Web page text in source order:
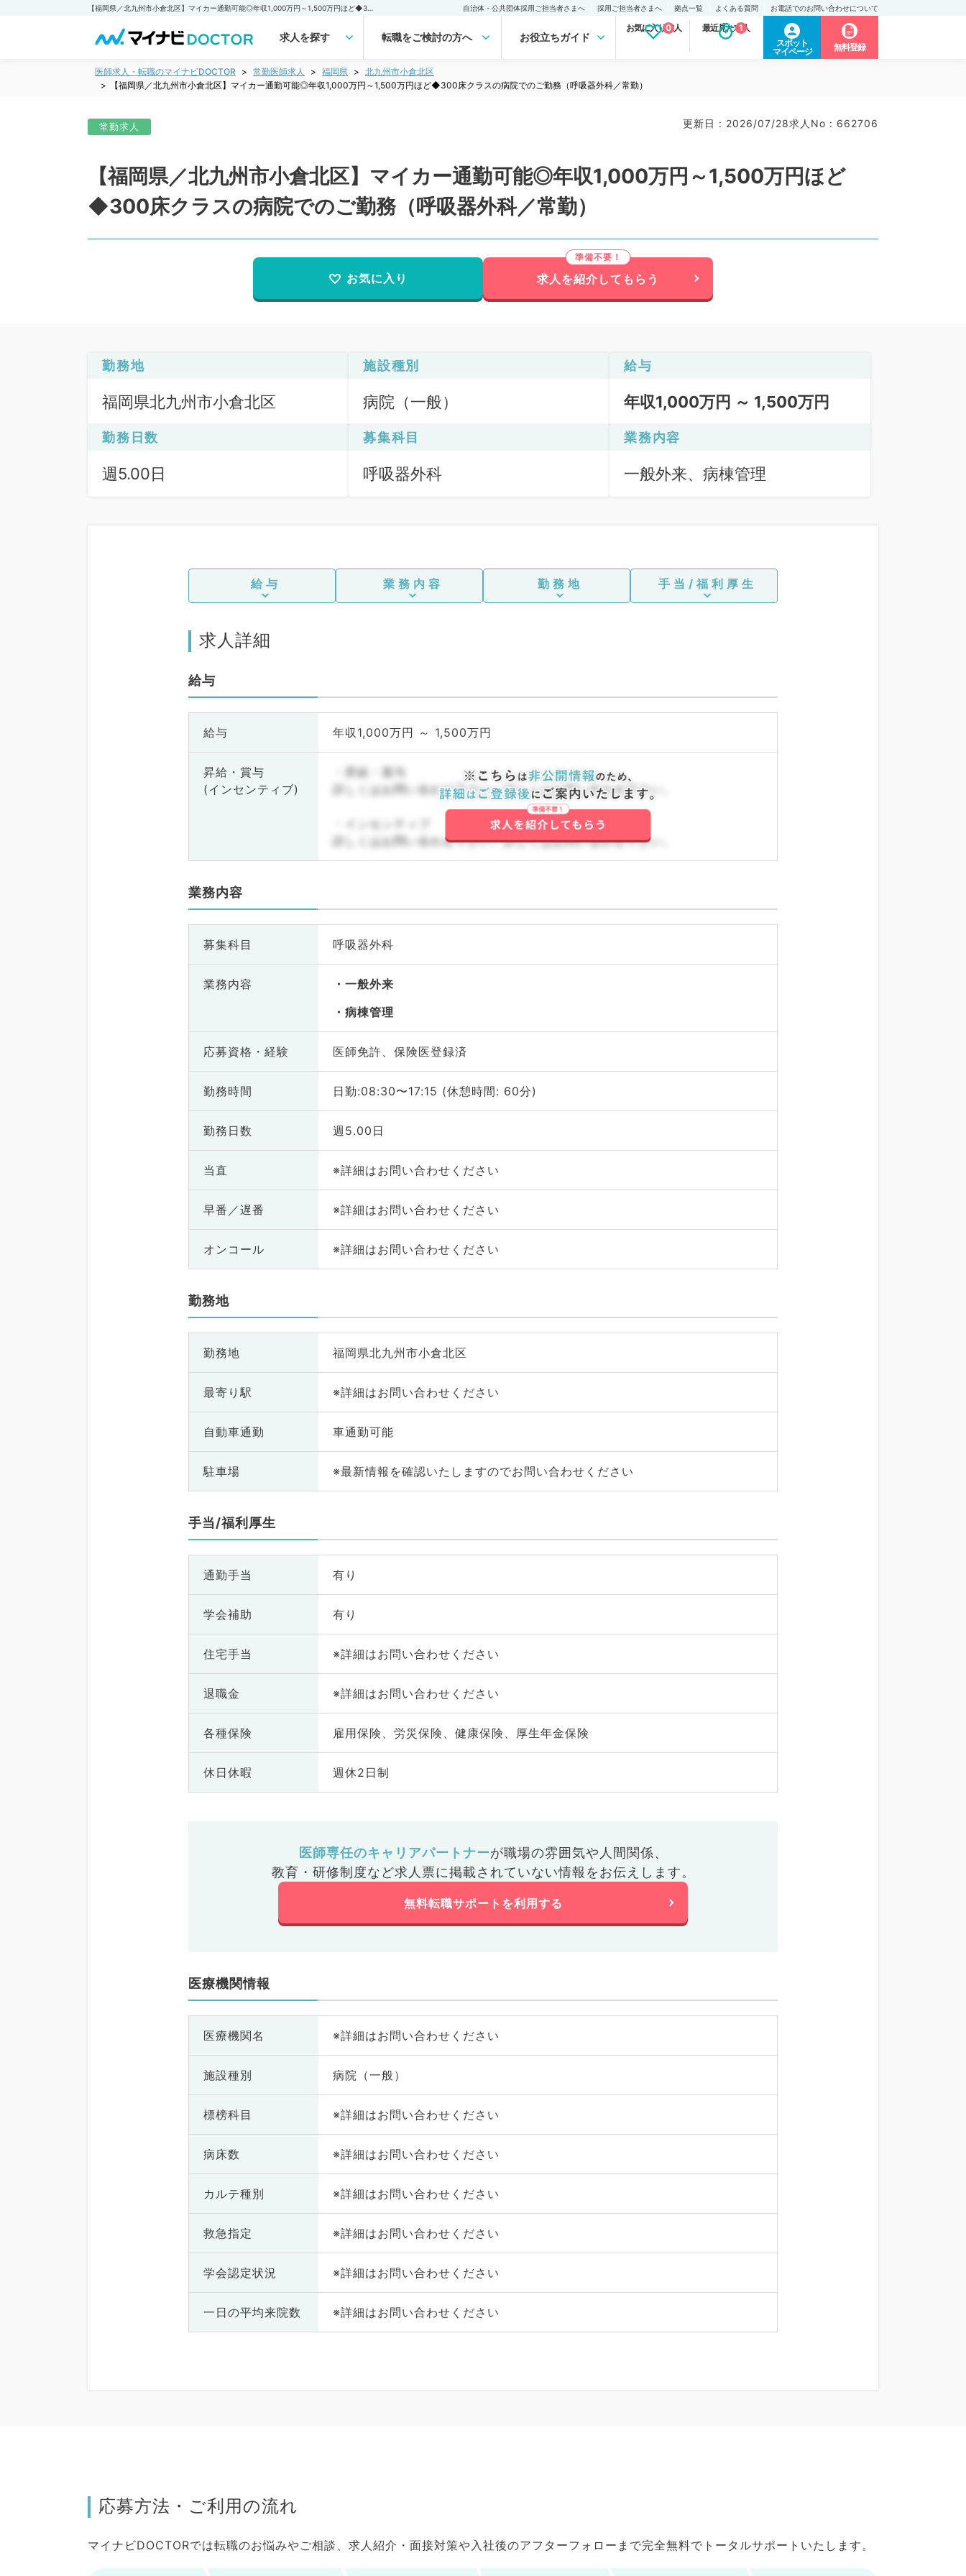
自治体・公共団体採用ご担当者さまへ 採用ご担当者さまへ 拠点一覧 よくある質問 お電話でのお問い合わせについて
求人を探す 転職をご検討の方へ お役立ちガイド
お気に入り求人
0 最近見た求人
1
スポット
マイページ
無料登録
医師求人・転職のマイナビDOCTOR 常勤医師求人 福岡県
北九州市小倉北区
【福岡県／北九州市小倉北区】マイカー通勤可能◎年収1,000万円～1,500万円ほど◆300床クラスの病院でのご勤務（呼吸器外科／常勤）
常勤求人 更新日 : 2026/07/28求人No : 662706
【福岡県／北九州市小倉北区】マイカー通勤可能◎年収1,000万円～1,500万円ほど
◆300床クラスの病院でのご勤務（呼吸器外科／常勤）
お気に入り 求人を紹介してもらう
勤務地
福岡県北九州市小倉北区
施設種別
病院（一般）
給与
年収1,000万円 ～ 1,500万円
勤務日数
週5.00日
募集科目
呼吸器外科
業務内容
一般外来、病棟管理
給与 業務内容 勤務地 手当/福利厚生
求人詳細
給与
給与 年収1,000万円 ～ 1,500万円
昇給・賞与
(インセンティブ)
・昇給・賞与
詳しくはお問い合わせ下さい。詳しくはお問い合わせ下さい。
・インセンティブ
詳しくはお問い合わせ下さい。詳しくはお問い合わせ下さい。
業務内容
募集科目 呼吸器外科
業務内容
一般外来
病棟管理
応募資格・ 経験 医師免許、保険医登録済
勤務時間 日勤:08:30〜17:15 (休憩時間: 60分)
勤務日数 週5.00日
当直 ※詳細はお問い合わせください
早番／遅番 ※詳細はお問い合わせください
オンコール ※詳細はお問い合わせください
勤務地
勤務地 福岡県北九州市小倉北区
最寄り駅 ※詳細はお問い合わせください
自動車通勤 車通勤可能
駐車場 ※最新情報を確認いたしますのでお問い合わせください
手当/福利厚生
通勤手当 有り
学会補助 有り
住宅手当 ※詳細はお問い合わせください
退職金 ※詳細はお問い合わせください
各種保険 雇用保険、労災保険、健康保険、厚生年金保険
休日休暇 週休2日制
医師専任のキャリアパートナーが職場の雰囲気や人間関係、
教育・研修制度など求人票に掲載されていない情報をお伝えします。
無料転職サポートを利用する
医療機関情報
医療機関名 ※詳細はお問い合わせください
施設種別 病院（一般）
標榜科目 ※詳細はお問い合わせください
病床数 ※詳細はお問い合わせください
カルテ種別 ※詳細はお問い合わせください
救急指定 ※詳細はお問い合わせください
学会認定状況 ※詳細はお問い合わせください
一日の平均来院数 ※詳細はお問い合わせください
応募方法・ご利用の流れ
マイナビDOCTORでは転職のお悩みやご相談、求人紹介・面接対策や入社後のアフターフォローまで完全無料でトータルサポートいたします。